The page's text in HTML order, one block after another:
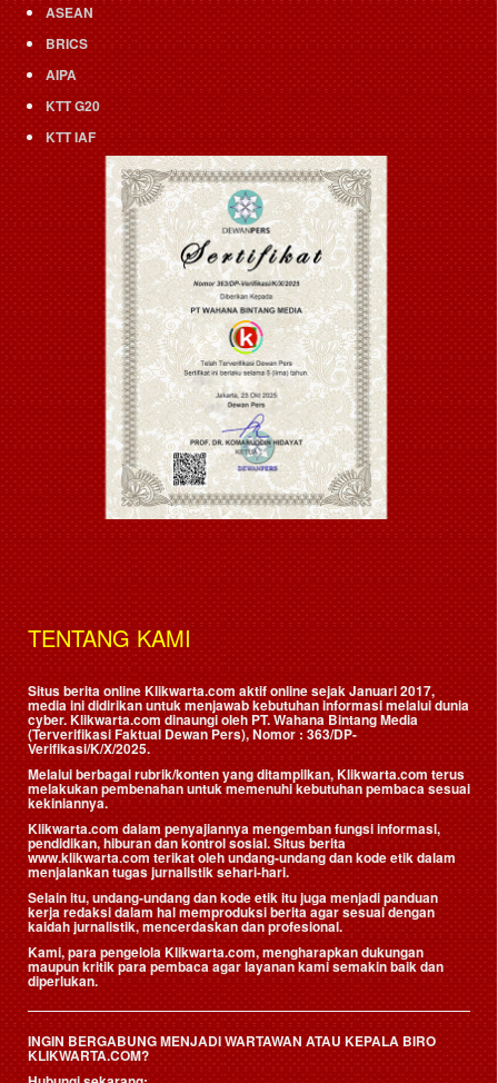
ASEAN
BRICS
AIPA
KTT G20
KTT IAF
TENTANG KAMI
Situs berita online Klikwarta.com aktif online sejak Januari 2017,
media ini didirikan untuk menjawab kebutuhan informasi melalui dunia
cyber. Klikwarta.com dinaungi oleh PT. Wahana Bintang Media
(Terverifikasi Faktual Dewan Pers), Nomor : 363/DP-
Verifikasi/K/X/2025.
Melalui berbagai rubrik/konten yang ditampilkan, Klikwarta.com terus
melakukan pembenahan untuk memenuhi kebutuhan pembaca sesuai
kekiniannya.
Klikwarta.com dalam penyajiannya mengemban fungsi informasi,
pendidikan, hiburan dan kontrol sosial. Situs berita
www.klikwarta.com terikat oleh undang-undang dan kode etik dalam
menjalankan tugas jurnalistik sehari-hari.
Selain itu, undang-undang dan kode etik itu juga menjadi panduan
kerja redaksi dalam hal memproduksi berita agar sesuai dengan
kaidah jurnalistik, mencerdaskan dan profesional.
Kami, para pengelola Klikwarta.com, mengharapkan dukungan
maupun kritik para pembaca agar layanan kami semakin baik dan
diperlukan.
INGIN BERGABUNG MENJADI WARTAWAN ATAU KEPALA BIRO
KLIKWARTA.COM?